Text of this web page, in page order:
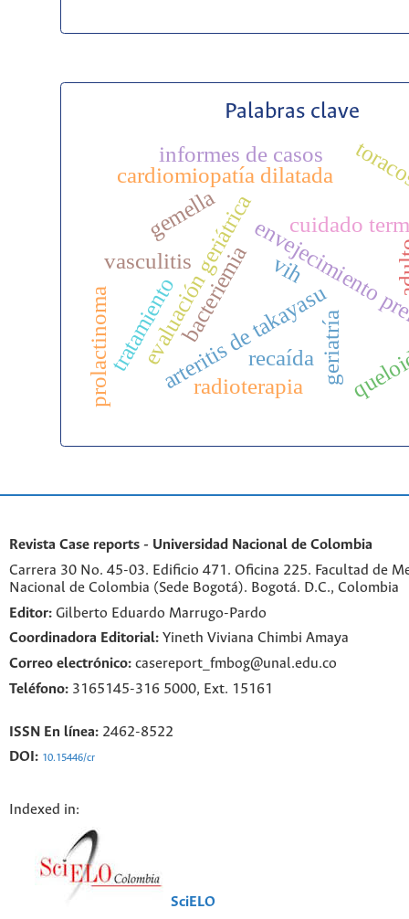
Palabras clave
geriatría
vih
evaluación geriátrica cuidado
arteritis de takayasu
cardiomiopatía dilatada
vasculitisbacteriemia
gemella
informes de casos
radioterapia
recaída
tratamiento
prolactinoma
Revista Case reports - Universidad Nacional de Colombia
Carrera 30 No. 45-03. Edificio 471. Oficina 225. Facultad de
Nacional de Colombia (Sede Bogotá). Bogotá. D.C., Colombia
Editor: Gilberto Eduardo Marrugo-Pardo
Coordinadora Editorial: Yineth Viviana Chimbi Amaya
Correo electrónico: casereport_fmbog@unal.edu.co
Teléfono: 3165145-316 5000, Ext. 15161
ISSN En línea: 2462-8522
DOI: 10.15446/cr
Indexed in:
SciELO